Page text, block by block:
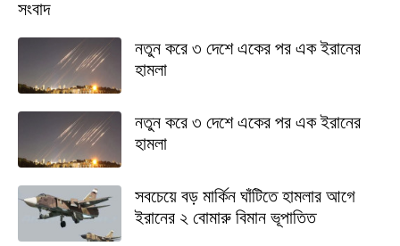
সংবাদ
নতুন করে ৩ দেশে একের পর এক ইরানের
হামলা
নতুন করে ৩ দেশে একের পর এক ইরানের
হামলা
সবচেয়ে বড় মার্কিন ঘাঁটিতে হামলার আগে
ইরানের ২ বোমারু বিমান ভূপাতিত